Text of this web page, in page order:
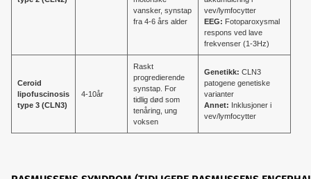
vansker, synstap
fra 4-6 års alder
vev/lymfocytter
EEG: Fotoparoxysmal
respons ved lave
frekvenser (1-3Hz)
Ceroid
lipofuscinosis
type 3 (CLN3)
4-10år
Raskt
progredierende
synstap. For
tidlig død som
tenåring, ung
voksen
Genetikk: CLN3
patogene genetiske
varianter
Annet: Inklusjoner i
vev/lymfocytter